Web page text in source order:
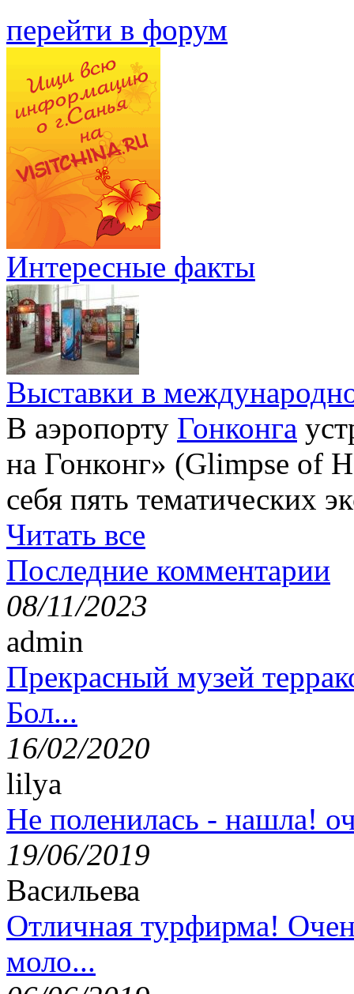
перейти в форум
Интересные факты
Выставки в
В аэропорту Гонконга
на Гонконг» (Glimpse of
себя пять тематических
Читать все
Последние комментарии
08/11/2023
admin
Прекрасный музей
Бол...
16/02/2020
lilya
Не поленилась - нашла!
19/06/2019
Васильева
Отличная турфирма!
моло...